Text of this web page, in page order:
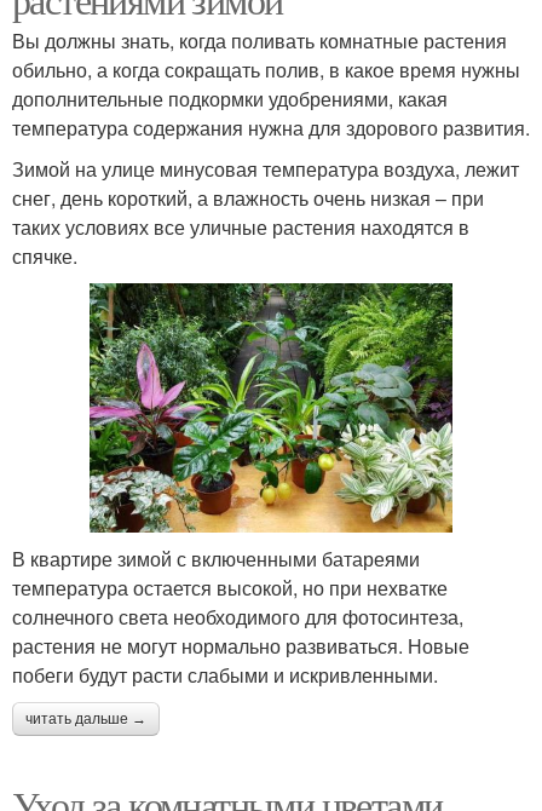
Вы должны знать, когда поливать комнатные растения
обильно, а когда сокращать полив, в какое время нужны
дополнительные подкормки удобрениями, какая
температура содержания нужна для здорового развития.
Зимой на улице минусовая температура воздуха, лежит
снег, день короткий, а влажность очень низкая – при
таких условиях все уличные растения находятся в
спячке.
В квартире зимой с включенными батареями
температура остается высокой, но при нехватке
солнечного света необходимого для фотосинтеза,
растения не могут нормально развиваться. Новые
побеги будут расти слабыми и искривленными.
читать дальше →